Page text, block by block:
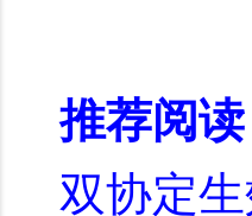
推荐阅读
双协定